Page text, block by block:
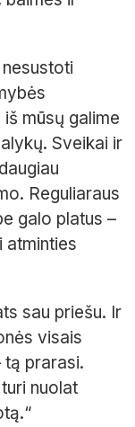
mūsų galime
Sveikai ir
Reguliaraus
galo platus –
atminties
sau priešu. Ir
visais
tą prarasi.
nuolat